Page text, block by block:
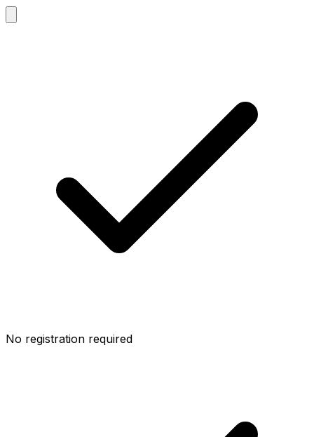
No registration required